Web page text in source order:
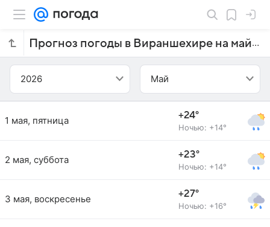
Прогноз погоды в Вираншехире на май 2026 года
2026 Май
1 мая, пятница +24°
Ночью: +14°
2 мая, суббота +23°
Ночью: +14°
3 мая, воскресенье +27°
Ночью: +16°